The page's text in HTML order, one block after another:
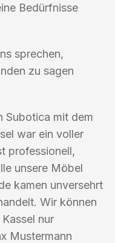
Bedürfnisse
sprechen,
zu sagen
Subotica mit dem
war ein voller
professionell,
unsere Möbel
kamen unversehrt
Wir können
nur
Mustermann